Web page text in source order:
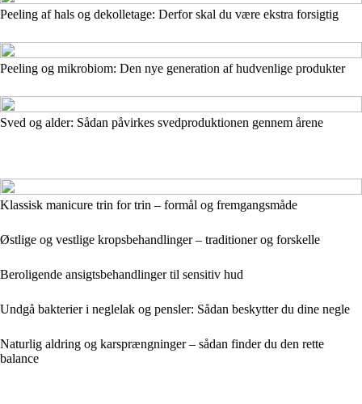
Peeling af hals og dekolletage: Derfor skal du være ekstra forsigtig
Peeling og mikrobiom: Den nye generation af hudvenlige produkter
Sved og alder: Sådan påvirkes svedproduktionen gennem årene
Klassisk manicure trin for trin – formål og fremgangsmåde
Østlige og vestlige kropsbehandlinger – traditioner og forskelle
Beroligende ansigtsbehandlinger til sensitiv hud
Undgå bakterier i neglelak og pensler: Sådan beskytter du dine negle
Naturlig aldring og karsprængninger – sådan finder du den rette
balance